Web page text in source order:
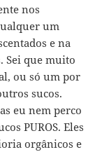
nos
um
e na
Sei que muito
ou só um por
sucos.
eu nem perco
PUROS. Eles
orgânicos e